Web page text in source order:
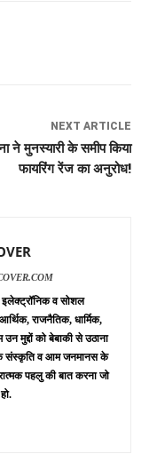
NEXT ARTICLE
ने मुनस्यारी के समीप किया
फायरिंग रेंज का अनुरोध!
इलेक्ट्रॉनिक व सोशल
राजनैतिक, धार्मिक,
मुद्दों को बेबाकी से उठाना
संस्कृति व आम जनमानस के
पहलु की बात करना जो